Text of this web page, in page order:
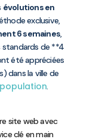
évolutions en
exclusive,
6 semaines,
standards de **4
été appréciées
dans la ville de
population.
site web avec
clé en main